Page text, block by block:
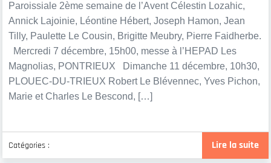
Paroissiale 2ème semaine de l’Avent Célestin Lozahic,
Annick Lajoinie, Léontine Hébert, Joseph Hamon, Jean
Tilly, Paulette Le Cousin, Brigitte Meubry, Pierre Faidherbe.
Mercredi 7 décembre, 15h00, messe à l’HEPAD Les
Magnolias, PONTRIEUX Dimanche 11 décembre, 10h30,
PLOUEC-DU-TRIEUX Robert Le Blévennec, Yves Pichon,
Marie et Charles Le Bescond, […]
Lire la suite
Catégories :